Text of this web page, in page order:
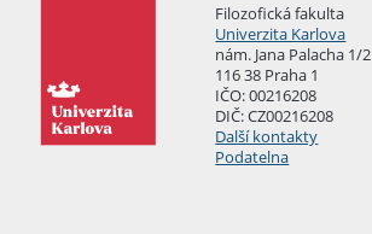
Filozofická fakulta
Univerzita Karlova
nám. Jana Palacha 1/2
116 38 Praha 1
IČO: 00216208
DIČ: CZ00216208
Další kontakty
Podatelna